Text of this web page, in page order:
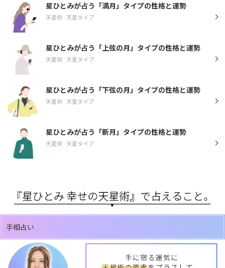
星ひとみが占う「満月」タイプの性格と運勢
天星術 天星タイプ
星ひとみが占う「上弦の月」タイプの性格と運勢
天星術 天星タイプ
星ひとみが占う「下弦の月」タイプの性格と運勢
天星術 天星タイプ
星ひとみが占う「新月」タイプの性格と運勢
天星術 天星タイプ
手相占い